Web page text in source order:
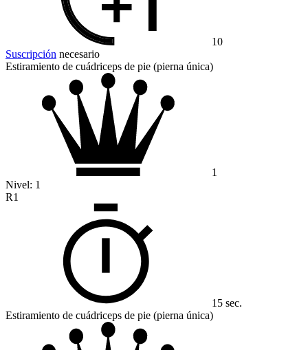
10
Suscripción necesario
Estiramiento de cuádriceps de pie (pierna única)
1
Nivel: 1
R1
15 sec.
Estiramiento de cuádriceps de pie (pierna única)